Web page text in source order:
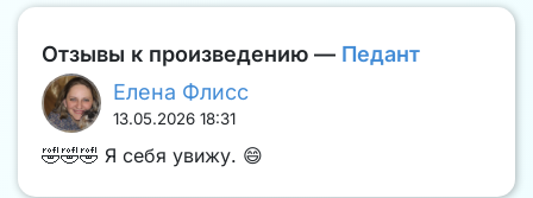
Отзывы к произведению — Педант
Елена Флисс
13.05.2026 18:31
🤣🤣🤣 Я себя увижу. 😄